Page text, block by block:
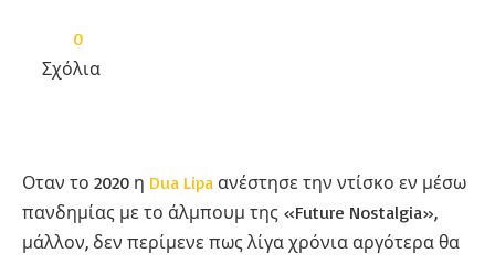
0
Σχόλια
Οταν το 2020 η Dua Lipa ανέστησε την ντίσκο εν μέσω
πανδημίας με το άλμπουμ της «Future Nostalgia»,
μάλλον, δεν περίμενε πως λίγα χρόνια αργότερα θα